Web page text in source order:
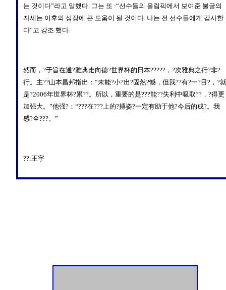
는 것이다”라고 말했다. 그는 또 :“선수들의 올림픽에서 보여준 불굴의
자세는 이후의 성장에 큰 도움이 될 것이다. 나는 전 선수들에게 감사한
다”고 강조 했다.
然而，?于旨在通?雅典走向德?世界杯的日本?????，?次雅典之行?非?
行。主??山本昌邦指出：“未能?小?出?固然?憾，但我??有?一?目?，?就
是?2006年世界杯?累??。所以，重要的是???能??失利中吸取??，?得更
加强大。”他强?：“???在???上的?搏姿?一定有助于他?今后的成?。我
感?全???。”
??:王宇